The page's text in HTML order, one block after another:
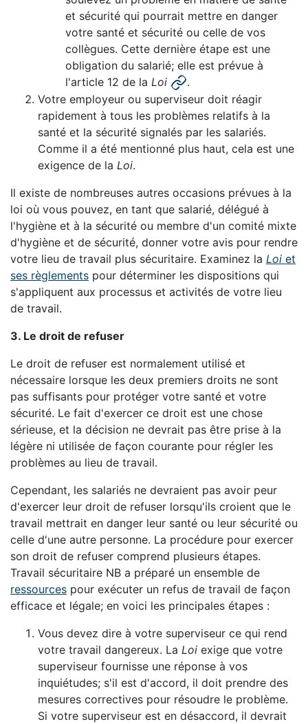
et sécurité qui pourrait mettre en danger
votre santé et sécurité ou celle de vos
collègues. Cette dernière étape est une
obligation du salarié; elle est prévue à
l'article 12 de la Loi
.
Votre employeur ou superviseur doit réagir
rapidement à tous les problèmes relatifs à la
santé et la sécurité signalés par les salariés.
Comme il a été mentionné plus haut, cela est une
exigence de la Loi.
Il existe de nombreuses autres occasions prévues à la
loi où vous pouvez, en tant que salarié, délégué à
l'hygiène et à la sécurité ou membre d'un comité mixte
d'hygiène et de sécurité, donner votre avis pour rendre
votre lieu de travail plus sécuritaire. Examinez la Loi et
ses règlements pour déterminer les dispositions qui
s'appliquent aux processus et activités de votre lieu
de travail.
3. Le droit de refuser
Le droit de refuser est normalement utilisé et
nécessaire lorsque les deux premiers droits ne sont
pas suffisants pour protéger votre santé et votre
sécurité. Le fait d'exercer ce droit est une chose
sérieuse, et la décision ne devrait pas être prise à la
légère ni utilisée de façon courante pour régler les
problèmes au lieu de travail.
Cependant, les salariés ne devraient pas avoir peur
d'exercer leur droit de refuser lorsqu'ils croient que le
travail mettrait en danger leur santé ou leur sécurité ou
celle d'une autre personne. La procédure pour exercer
son droit de refuser comprend plusieurs étapes.
Travail sécuritaire NB a préparé un ensemble de
ressources pour exécuter un refus de travail de façon
efficace et légale; en voici les principales étapes :
Vous devez dire à votre superviseur ce qui rend
votre travail dangereux. La Loi exige que votre
superviseur fournisse une réponse à vos
inquiétudes; s'il est d'accord, il doit prendre des
mesures correctives pour résoudre le problème.
Si votre superviseur est en désaccord, il devrait